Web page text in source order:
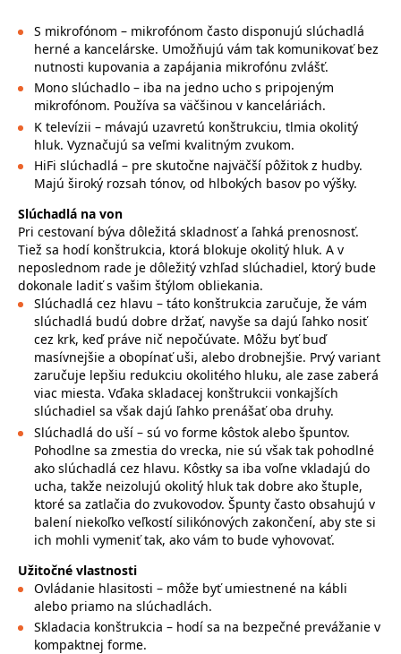
S mikrofónom – mikrofónom často disponujú slúchadlá
herné a kancelárske. Umožňujú vám tak komunikovať bez
nutnosti kupovania a zapájania mikrofónu zvlášť.
Mono slúchadlo – iba na jedno ucho s pripojeným
mikrofónom. Používa sa väčšinou v kanceláriách.
K televízii – mávajú uzavretú konštrukciu, tlmia okolitý
hluk. Vyznačujú sa veľmi kvalitným zvukom.
HiFi slúchadlá – pre skutočne najväčší pôžitok z hudby.
Majú široký rozsah tónov, od hlbokých basov po výšky.
Slúchadlá na von
Pri cestovaní býva dôležitá skladnosť a ľahká prenosnosť.
Tiež sa hodí konštrukcia, ktorá blokuje okolitý hluk. A v
neposlednom rade je dôležitý vzhľad slúchadiel, ktorý bude
dokonale ladiť s vašim štýlom obliekania.
Slúchadlá cez hlavu – táto konštrukcia zaručuje, že vám
slúchadlá budú dobre držať, navyše sa dajú ľahko nosiť
cez krk, keď práve nič nepočúvate. Môžu byť buď
masívnejšie a obopínať uši, alebo drobnejšie. Prvý variant
zaručuje lepšiu redukciu okolitého hluku, ale zase zaberá
viac miesta. Vďaka skladacej konštrukcii vonkajších
slúchadiel sa však dajú ľahko prenášať oba druhy.
Slúchadlá do uší – sú vo forme kôstok alebo špuntov.
Pohodlne sa zmestia do vrecka, nie sú však tak pohodlné
ako slúchadlá cez hlavu. Kôstky sa iba voľne vkladajú do
ucha, takže neizolujú okolitý hluk tak dobre ako štuple,
ktoré sa zatlačia do zvukovodov. Špunty často obsahujú v
balení niekoľko veľkostí silikónových zakončení, aby ste si
ich mohli vymeniť tak, ako vám to bude vyhovovať.
Užitočné vlastnosti
Ovládanie hlasitosti – môže byť umiestnené na kábli
alebo priamo na slúchadlách.
Skladacia konštrukcia – hodí sa na bezpečné prevážanie v
kompaktnej forme.